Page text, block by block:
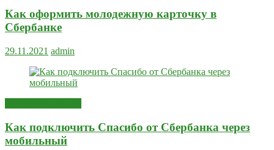
Как оформить молодежную карточку в
Сбербанке
29.11.2021 admin
Как подключить Спасибо от Сбербанка через
мобильный